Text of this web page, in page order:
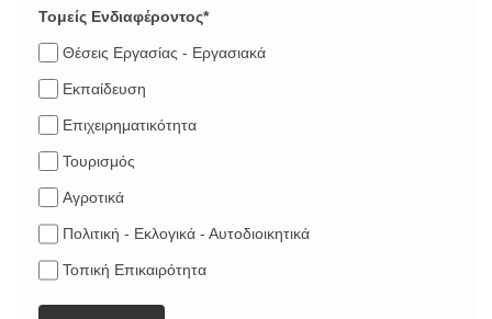
Τομείς Ενδιαφέροντος*
Θέσεις Εργασίας - Εργασιακά
Εκπαίδευση
Επιχειρηματικότητα
Τουρισμός
Αγροτικά
Πολιτική - Εκλογικά - Αυτοδιοικητικά
Τοπική Επικαιρότητα